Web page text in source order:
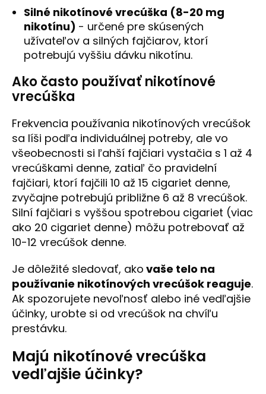
Silné nikotínové vrecúška (8-20 mg
nikotínu) - určené pre skúsených
užívateľov a silných fajčiarov, ktorí
potrebujú vyššiu dávku nikotínu.
Ako často používať nikotínové
vrecúška
Frekvencia používania nikotínových vrecúšok
sa líši podľa individuálnej potreby, ale vo
všeobecnosti si ľahší fajčiari vystačia s 1 až 4
vrecúškami denne, zatiaľ čo pravidelní
fajčiari, ktorí fajčili 10 až 15 cigariet denne,
zvyčajne potrebujú približne 6 až 8 vrecúšok.
Silní fajčiari s vyššou spotrebou cigariet (viac
ako 20 cigariet denne) môžu potrebovať až
10-12 vrecúšok denne.
Je dôležité sledovať, ako vaše telo na
používanie nikotínových vrecúšok reaguje.
Ak spozorujete nevoľnosť alebo iné vedľajšie
účinky, urobte si od vrecúšok na chvíľu
prestávku.
Majú nikotínové vrecúška
vedľajšie účinky?